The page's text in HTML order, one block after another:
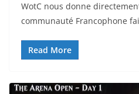
WotC nous donne
communauté Francophone
Read More